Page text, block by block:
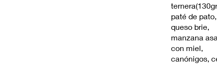
paté de pato,
queso brie,
manzana
con miel,
canónigos,